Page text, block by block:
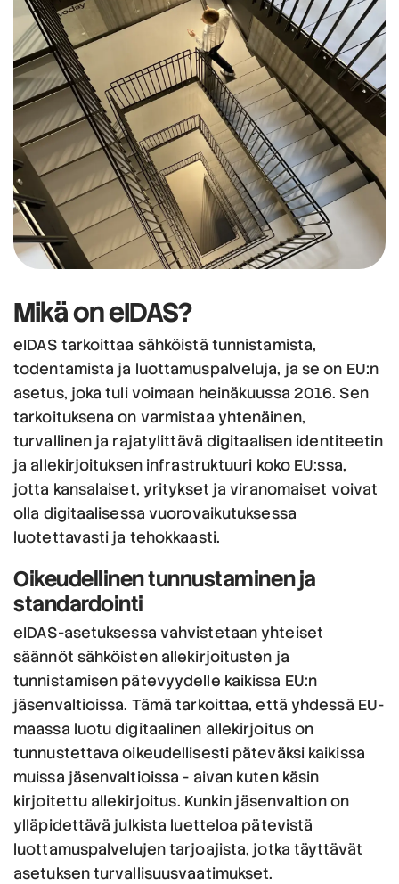
Mikä on eIDAS?
eIDAS tarkoittaa sähköistä tunnistamista,
todentamista ja luottamuspalveluja, ja se on EU:n
asetus, joka tuli voimaan heinäkuussa 2016. Sen
tarkoituksena on varmistaa yhtenäinen,
turvallinen ja rajatylittävä digitaalisen identiteetin
ja allekirjoituksen infrastruktuuri koko EU:ssa,
jotta kansalaiset, yritykset ja viranomaiset voivat
olla digitaalisessa vuorovaikutuksessa
luotettavasti ja tehokkaasti.
Oikeudellinen tunnustaminen ja
standardointi
eIDAS-asetuksessa vahvistetaan yhteiset
säännöt sähköisten allekirjoitusten ja
tunnistamisen pätevyydelle kaikissa EU:n
jäsenvaltioissa. Tämä tarkoittaa, että yhdessä EU-
maassa luotu digitaalinen allekirjoitus on
tunnustettava oikeudellisesti päteväksi kaikissa
muissa jäsenvaltioissa - aivan kuten käsin
kirjoitettu allekirjoitus. Kunkin jäsenvaltion on
ylläpidettävä julkista luetteloa pätevistä
luottamuspalvelujen tarjoajista, jotka täyttävät
asetuksen turvallisuusvaatimukset.